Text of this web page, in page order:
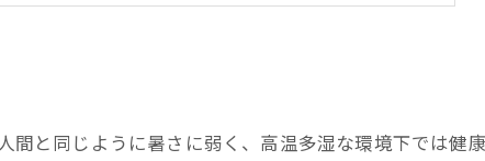
と同じように暑さに弱く、高温多湿な環境下では健